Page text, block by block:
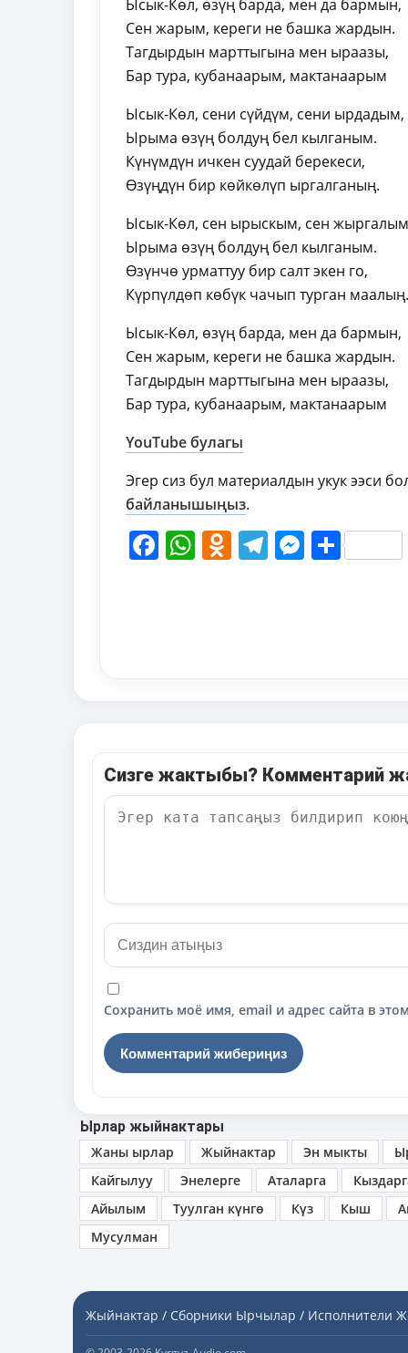
Ысык-Көл, өзүң барда, мен да бармын,
Сен жарым, кереги не башка жардын.
Тагдырдын марттыгына мен ыраазы,
Бар тура, кубанаарым, мактанаарым
Ысык-Көл, сени сүйдүм, сени ырдадым,
Ырыма өзүң болдуң бел кылганым.
Күнүмдүн ичкен суудай берекеси,
Өзүңдүн бир көйкөлүп ыргалганың.
Ысык-Көл, сен ырыскым, сен
Ырыма өзүң болдуң бел кылганым.
Өзүнчө урматтуу бир салт экен го,
Күрпүлдөп көбүк чачып турган маалың.
Ысык-Көл, өзүң барда, мен да бармын,
Сен жарым, кереги не башка жардын.
Тагдырдын марттыгына мен ыраазы,
Бар тура, кубанаарым, мактанаарым
YouTube булагы
Эгер сиз бул материалдын укук ээси
байланышыңыз.
Facebook
WhatsApp
Telegram
Share
Сизге жактыбы? Комментарий
Сохранить моё имя, email и адрес сайта в
Ырлар жыйнактары
Жаны ырлар
Жыйнактар Эн мыкты
Кайгылуу
Энелерге Аталарга
Айылым
Туулган күнгө Күз Кыш
Мусулман
Жыйнактар / Сборники Ырчылар / Исполнители